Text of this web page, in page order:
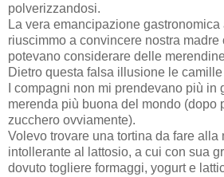
polverizzandosi.
La vera emancipazione
riuscimmo a convincere nostra madre
potevano considerare delle
Dietro questa falsa illusione le
I compagni non mi prendevano più in
merenda più buona del mondo (dopo
zucchero ovviamente).
Volevo trovare una tortina da fare alla
intollerante al lattosio, a cui con sua
dovuto togliere formaggi, yogurt e